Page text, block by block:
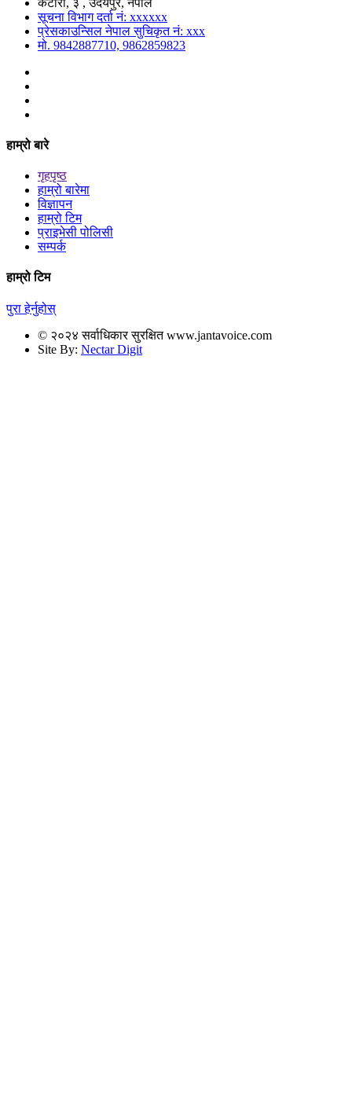
सूचना विभाग दर्ता नं: xxxxxx
प्रेसकाउन्सिल नेपाल सुचिकृत नं: xxx
मो. 9842887710, 9862859823
हाम्रो बारे
गृहपृष्ठ
हाम्रो बारेमा
विज्ञापन
हाम्रो टिम
प्राइभेसी पोलिसी
सम्पर्क
हाम्रो टिम
पुरा हेर्नुहोस्
© २०२४ सर्वाधिकार सुरक्षित www.jantavoice.com
Site By: Nectar Digit